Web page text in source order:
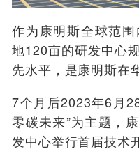
作为康明斯全球范
地120亩的研发中心
先水平，是康明斯在
7个月后2023年6月
零碳未来”为主题，
发中心举行首届技术